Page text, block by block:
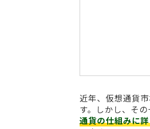
近年、仮想通貨
す。しかし、そ
通貨の仕組みに